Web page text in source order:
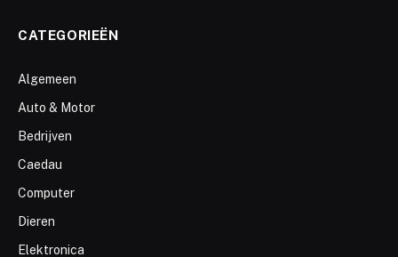
CATEGORIEËN
Algemeen
Auto & Motor
Bedrijven
Caedau
Computer
Dieren
Elektronica